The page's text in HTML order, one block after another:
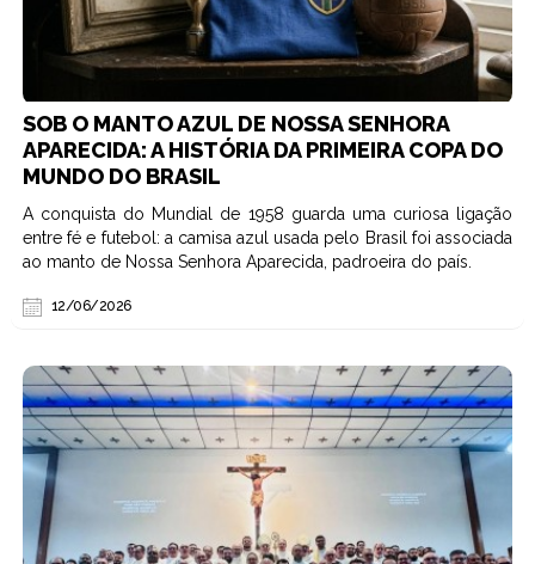
SOB O MANTO AZUL DE NOSSA SENHORA
APARECIDA: A HISTÓRIA DA PRIMEIRA COPA DO
MUNDO DO BRASIL
A conquista do Mundial de 1958 guarda uma curiosa ligação
entre fé e futebol: a camisa azul usada pelo Brasil foi associada
ao manto de Nossa Senhora Aparecida, padroeira do país.
12/06/2026